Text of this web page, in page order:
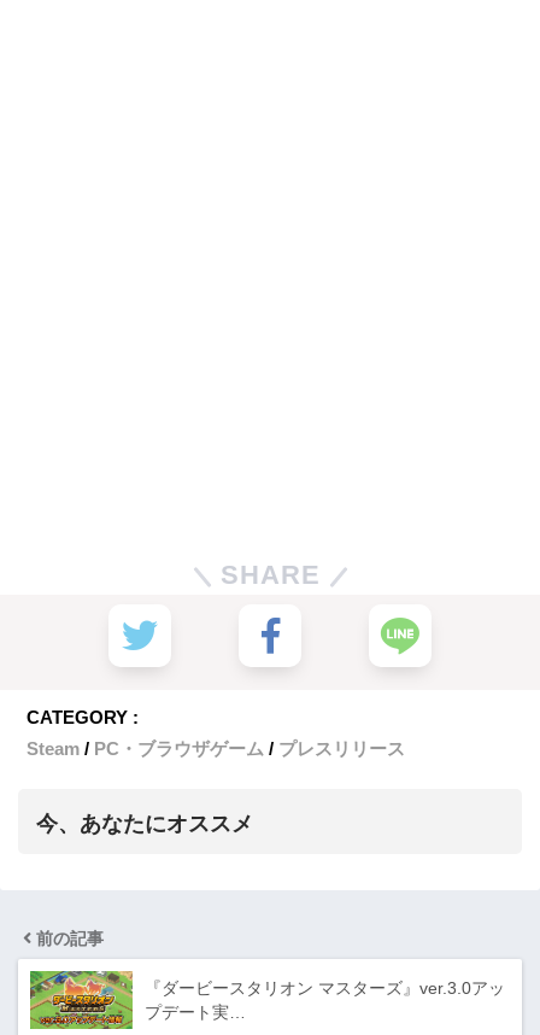
SHARE
CATEGORY :
Steam
PC・ブラウザゲーム プレスリリース
今、あなたにオススメ
前の記事
『ダービースタリオン マスターズ』ver.3.0アッ
プデート実…